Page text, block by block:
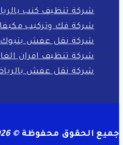
شركة تنظيف كنب
شركة فك وتركيب
شركة نقل عفش بتبوك
شركة تنظيف افران
شركة نقل عفش
جميع الحقوق محفوظة© 2026